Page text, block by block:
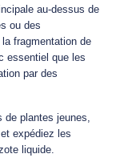
au-dessus de
ou des
fragmentation de
essentiel que les
par des
de plantes jeunes,
expédiez les
liquide.